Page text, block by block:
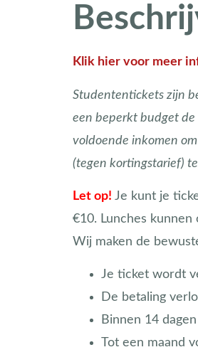
Klik hier voor meer
Studententickets zijn
een beperkt budget de
voldoende inkomen
(tegen kortingstarief)
Let op! Je kunt je
€10. Lunches kunnen
Wij maken de
Je ticket wordt
De betaling
Binnen 14
Tot een maand